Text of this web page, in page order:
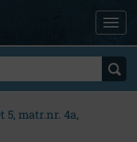
matr.nr. 4a,